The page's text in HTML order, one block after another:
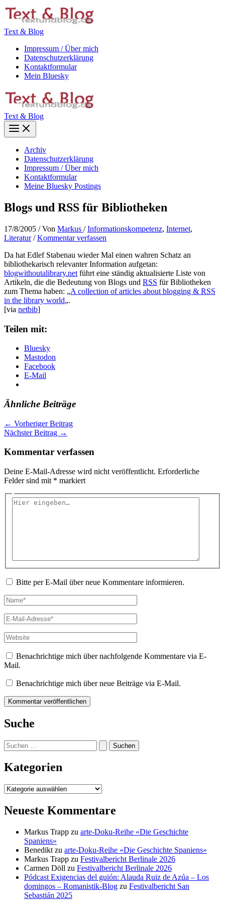
Zum
Inhalt
Text & Blog
Impressum / Über mich
Datenschutzerklärung
Kontaktformular
Mein Bluesky
Text & Blog
Main
Menu
Archiv
Datenschutzerklärung
Impressum / Über mich
Kontaktformular
Meine Bluesky Postings
Blogs und RSS für Bibliotheken
17/8/2005 / Von Markus /Informationskompetenz, Internet,
Literatur/Kommentar verfassen
Da hat Edlef Stabenau wieder Mal einen wahren Schatz an
bibliothekarisch relevanter Information aufgetan:
blogwithoutalibrary.net führt eine ständig aktualisierte Liste von
Artikeln, die die Bedeutung von Blogs und RSS für Bibliotheken
zum Thema haben: „A collection of articles about blogging & RSS
in the library world„.
[via netbib]
Teilen mit:
Bluesky
Mastodon
Facebook
E-Mail
Ähnliche Beiträge
← Vorheriger Beitrag
Nächster Beitrag →
Kommentar verfassen
Deine E-Mail-Adresse wird nicht veröffentlicht. Erforderliche
Felder sind mit * markiert
Hier
Bitte per E-Mail über neue Kommentare informieren.
Name*
E-
Mail-
Adresse*
Website
Benachrichtige mich über nachfolgende Kommentare via E-
Mail.
Benachrichtige mich über neue Beiträge via E-Mail.
Suche
Suchen
nach:
Kategorien
Kategorien
Neueste Kommentare
Markus Trapp zu arte-Doku-Reihe «Die Geschichte
Spaniens»
Benedikt zu arte-Doku-Reihe «Die Geschichte Spaniens»
Markus Trapp zu Festivalbericht Berlinale 2026
Carmen Döll zu Festivalbericht Berlinale 2026
Pódcast Exigencias del guión: Alauda Ruiz de Azúa – Los
domingos – Romanistik-Blog zu Festivalbericht San
Sebastián 2025